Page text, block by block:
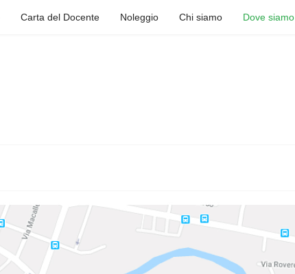
Carta del Docente Noleggio Chi siamo Dove siamo